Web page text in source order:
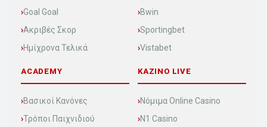
Goal Goal
Ακριβές Σκορ
Ημίχρονα Τελικά
Bwin
Sportingbet
Vistabet
ACADEMY
Βασικοί Κανόνες
Τρόποι Παιχνιδιού
KAZINO LIVE
Νόμιμα Online Casino
N1 Casino